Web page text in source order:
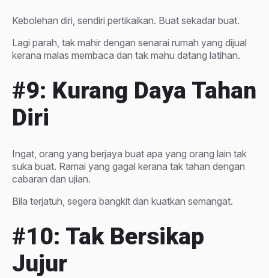
Kebolehan diri, sendiri pertikaikan. Buat sekadar buat.
Lagi parah, tak mahir dengan senarai rumah yang dijual
kerana malas membaca dan tak mahu datang latihan.
#9: Kurang Daya Tahan
Diri
Ingat, orang yang berjaya buat apa yang orang lain tak
suka buat. Ramai yang gagal kerana tak tahan dengan
cabaran dan ujian.
Bila terjatuh, segera bangkit dan kuatkan semangat.
#10: Tak Bersikap
Jujur